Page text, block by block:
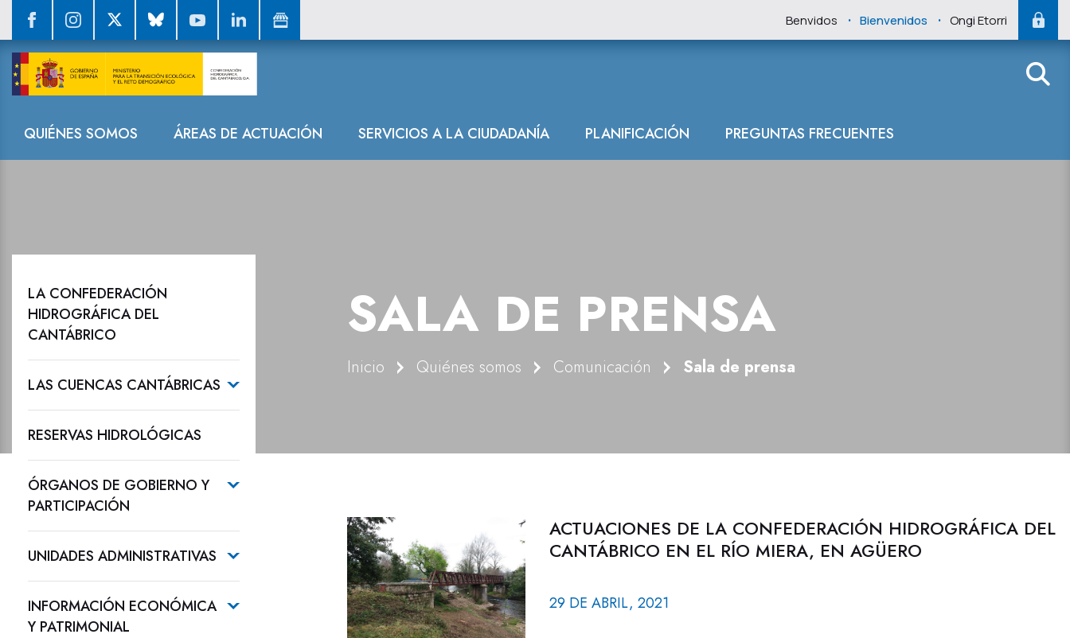
Benvidos . Bienvenidos . Ongi Etorri
Navegación
QUIÉNES SOMOS ÁREAS DE ACTUACIÓN SERVICIOS A LA CIUDADANÍA PLANIFICACIÓN PREGUNTAS FRECUENTES
Sala de prensa
SALA DE PRENSA
Inicio Quiénes somos Comunicación Sala de prensa
LA CONFEDERACIÓN
HIDROGRÁFICA DEL
CANTÁBRICO
LAS CUENCAS CANTÁBRICAS
RESERVAS HIDROLÓGICAS
ÓRGANOS DE GOBIERNO Y
PARTICIPACIÓN
UNIDADES ADMINISTRATIVAS
INFORMACIÓN ECONÓMICA
Y PATRIMONIAL
ACTUACIONES DE LA CONFEDERACIÓN HIDROGRÁFICA DEL
CANTÁBRICO EN EL RÍO MIERA, EN AGÜERO
29 DE ABRIL, 2021